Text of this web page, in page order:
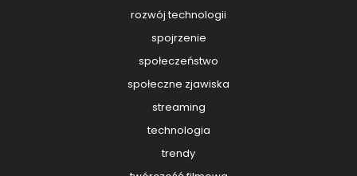
rozwój technologii
spojrzenie
społeczeństwo
społeczne zjawiska
streaming
technologia
trendy